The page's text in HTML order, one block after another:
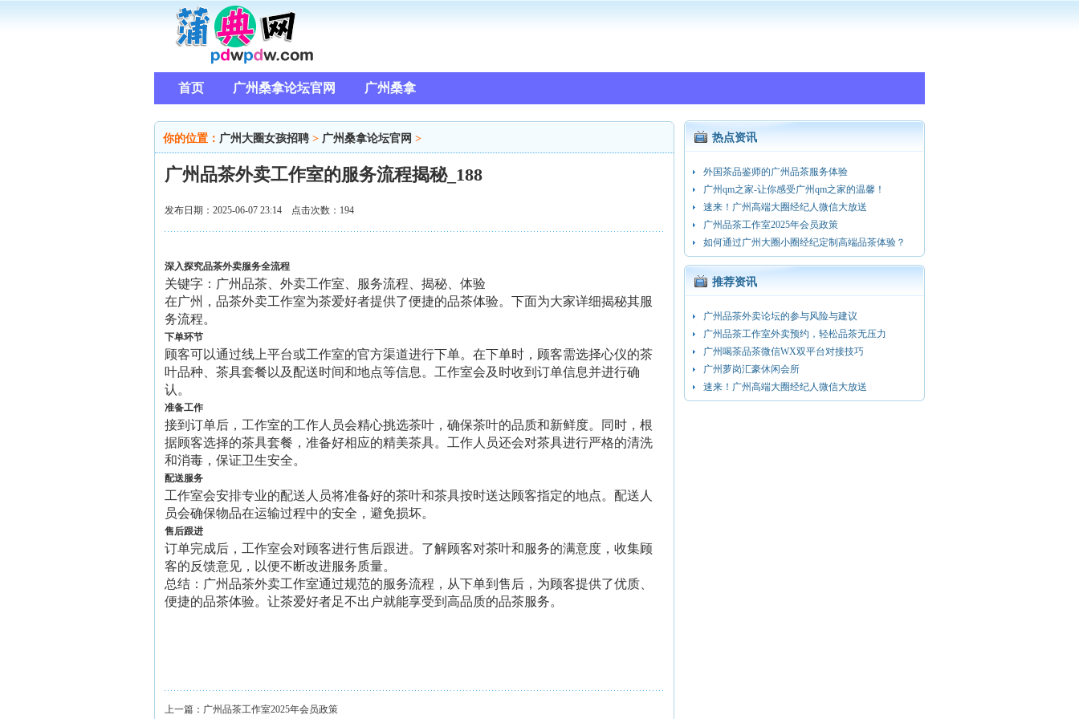
首页 广州桑拿论坛官网 广州桑拿
你的位置： 广州大圈女孩招聘 > 广州桑拿论坛官网 >
广州品茶外卖工作室的服务流程揭秘_188
发布日期：2025-06-07 23:14 点击次数：194
深入探究品茶外卖服务全流程
关键字：广州品茶、外卖工作室、服务流程、揭秘、体验
在广州，品茶外卖工作室为茶爱好者提供了便捷的品茶体验。下面为大家详细揭秘其服
务流程。
下单环节
顾客可以通过线上平台或工作室的官方渠道进行下单。在下单时，顾客需选择心仪的茶
叶品种、茶具套餐以及配送时间和地点等信息。工作室会及时收到订单信息并进行确
认。
准备工作
接到订单后，工作室的工作人员会精心挑选茶叶，确保茶叶的品质和新鲜度。同时，根
据顾客选择的茶具套餐，准备好相应的精美茶具。工作人员还会对茶具进行严格的清洗
和消毒，保证卫生安全。
配送服务
工作室会安排专业的配送人员将准备好的茶叶和茶具按时送达顾客指定的地点。配送人
员会确保物品在运输过程中的安全，避免损坏。
售后跟进
订单完成后，工作室会对顾客进行售后跟进。了解顾客对茶叶和服务的满意度，收集顾
客的反馈意见，以便不断改进服务质量。
总结：广州品茶外卖工作室通过规范的服务流程，从下单到售后，为顾客提供了优质、
便捷的品茶体验。让茶爱好者足不出户就能享受到高品质的品茶服务。
上一篇： 广州品茶工作室2025年会员政策
热点资讯
外国茶品鉴师的广州品茶服务体验
广州qm之家-让你感受广州qm之家的温馨！
速来！广州高端大圈经纪人微信大放送
广州品茶工作室2025年会员政策
如何通过广州大圈小圈经纪定制高端品茶体验？
推荐资讯
广州品茶外卖论坛的参与风险与建议
广州品茶工作室外卖预约，轻松品茶无压力
广州喝茶品茶微信WX双平台对接技巧
广州萝岗汇豪休闲会所
速来！广州高端大圈经纪人微信大放送